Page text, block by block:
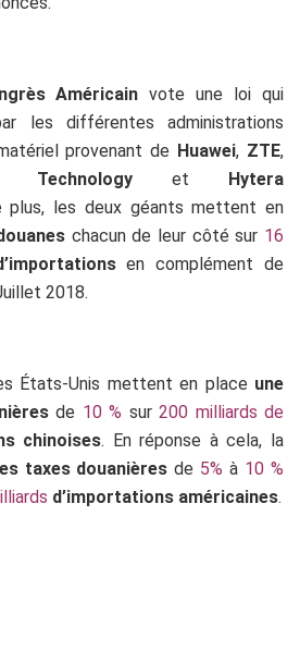
Américainvote une loi qui
les différentes administrations
provenant de Huawei, ZTE,
Technologyet Hytera
plus, les deux géants mettent en
chacun de leur côté sur 16
en complément de
2018.
États-Unis mettent en place une
de 10 % sur 200 milliards de
chinoises. En réponse à cela, la
taxes douanières de 5% à 10 %
d’importations américaines.